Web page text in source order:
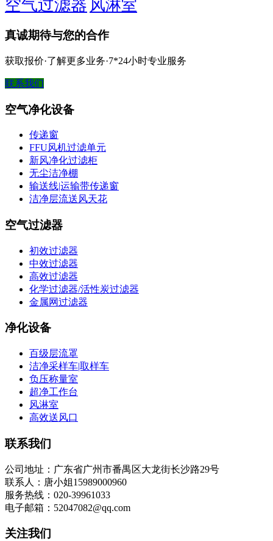
空气过滤器 风淋室
真诚期待与您的合作
获取报价·了解更多业务·7*24小时专业服务
联系我们
空气净化设备
传递窗
FFU风机过滤单元
新风净化过滤柜
无尘洁净棚
输送线|运输带传递窗
洁净层流送风天花
空气过滤器
初效过滤器
中效过滤器
高效过滤器
化学过滤器/活性炭过滤器
金属网过滤器
净化设备
百级层流罩
洁净采样车|取样车
负压称量室
超净工作台
风淋室
高效送风口
联系我们
公司地址：广东省广州市番禺区大龙街长沙路29号
联系人：唐小姐15989000960
服务热线：020-39961033
电子邮箱：52047082@qq.com
关注我们